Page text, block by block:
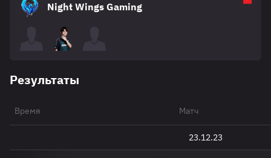
Night Wings Gaming
Результаты
Время Матч
23.12.23